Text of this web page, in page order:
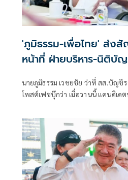
'ภูมิธรรม-เพื่อไทย' ส่ง
หน้าที่ ฝ่ายบริหาร-นิติ
นายภูมิธรรม เวชยชัย ว่าที่ สส.บัญชี
โพสต์เฟซบุ๊กว่า เมื่อวานนี้ แคนดิเด